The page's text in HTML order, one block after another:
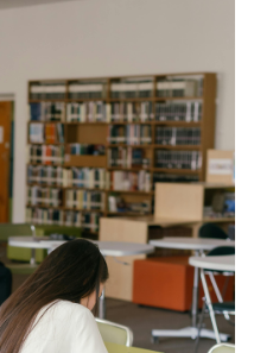
qui met à mal la
l’enseignement
d’un système
superfétatoire, voire à…